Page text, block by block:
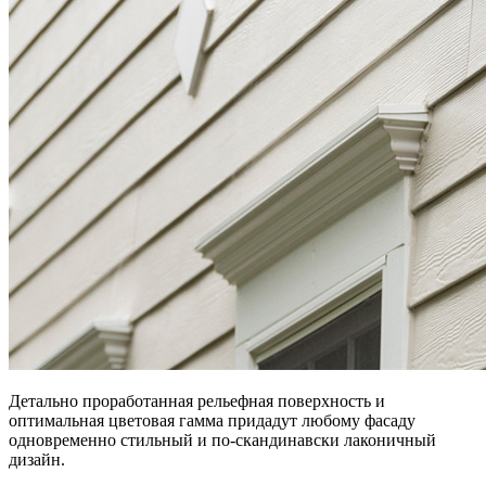
Детально проработанная рельефная поверхность и
оптимальная цветовая гамма придадут любому фасаду
одновременно стильный и по-скандинавски лаконичный
дизайн.